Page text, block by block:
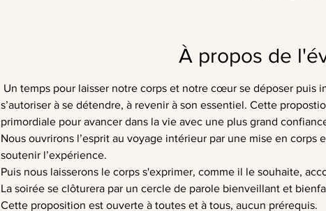
À propos de
Un temps pour laisser notre corps et notre cœur se déposer puis
s’autoriser à se détendre, à revenir à son essentiel. Cette
primordiale pour avancer dans la vie avec une plus grand
Nous ouvrirons l’esprit au voyage intérieur par une mise en
soutenir l’expérience.
Puis nous laisserons le corps s'exprimer, comme il le souhaite,
La soirée se clôturera par un cercle de parole bienveillant et
Cette proposition est ouverte à toutes et à tous, aucun prérequis.